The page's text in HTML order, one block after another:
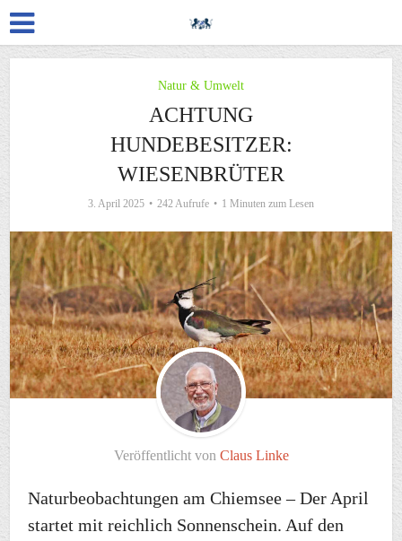
Natur & Umwelt
ACHTUNG
HUNDEBESITZER:
WIESENBRÜTER
3. April 2025 242 Aufrufe 1 Minuten zum Lesen
Veröffentlicht von Claus Linke
Naturbeobachtungen am Chiemsee – Der April
startet mit reichlich Sonnenschein. Auf den